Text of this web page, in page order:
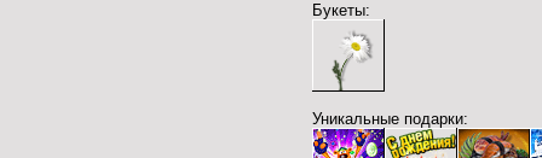
Букеты:
Уникальные подарки: